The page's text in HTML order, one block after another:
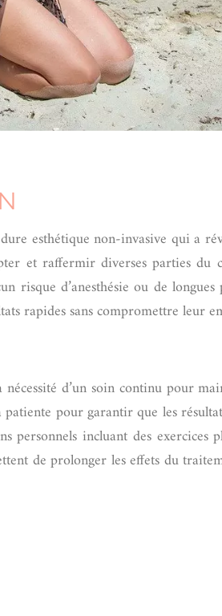
esthétique non-invasive qui a
et raffermir diverses parties du
risque d’anesthésie ou de
rapides sans compromettre leur
d’un soin continu pour
pour garantir que les
incluant des exercices
de prolonger les effets du